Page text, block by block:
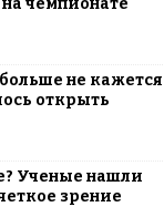
чемпионате
не кажется
открыть
Ученые нашли
зрение